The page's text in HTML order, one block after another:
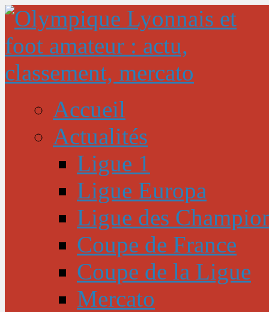
Accueil
Actualités
Ligue 1
Ligue Europa
Ligue des
Coupe de France
Coupe de la Ligue
Mercato